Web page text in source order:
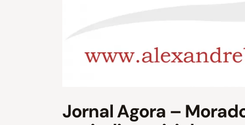
Jornal Agora –